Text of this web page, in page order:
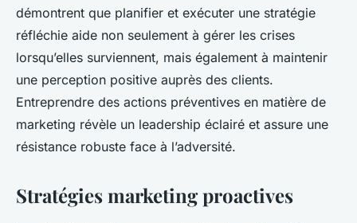
démontrent que planifier et exécuter une stratégie
réfléchie aide non seulement à gérer les crises
lorsqu’elles surviennent, mais également à maintenir
une perception positive auprès des clients.
Entreprendre des actions préventives en matière de
marketing révèle un leadership éclairé et assure une
résistance robuste face à l’adversité.
Stratégies marketing proactives